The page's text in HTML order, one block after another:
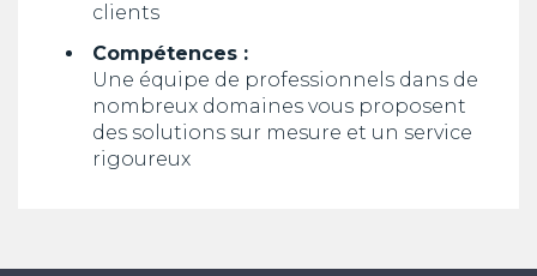
clients
Compétences :
Une équipe de professionnels dans de
nombreux domaines vous proposent
des solutions sur mesure et un service
rigoureux